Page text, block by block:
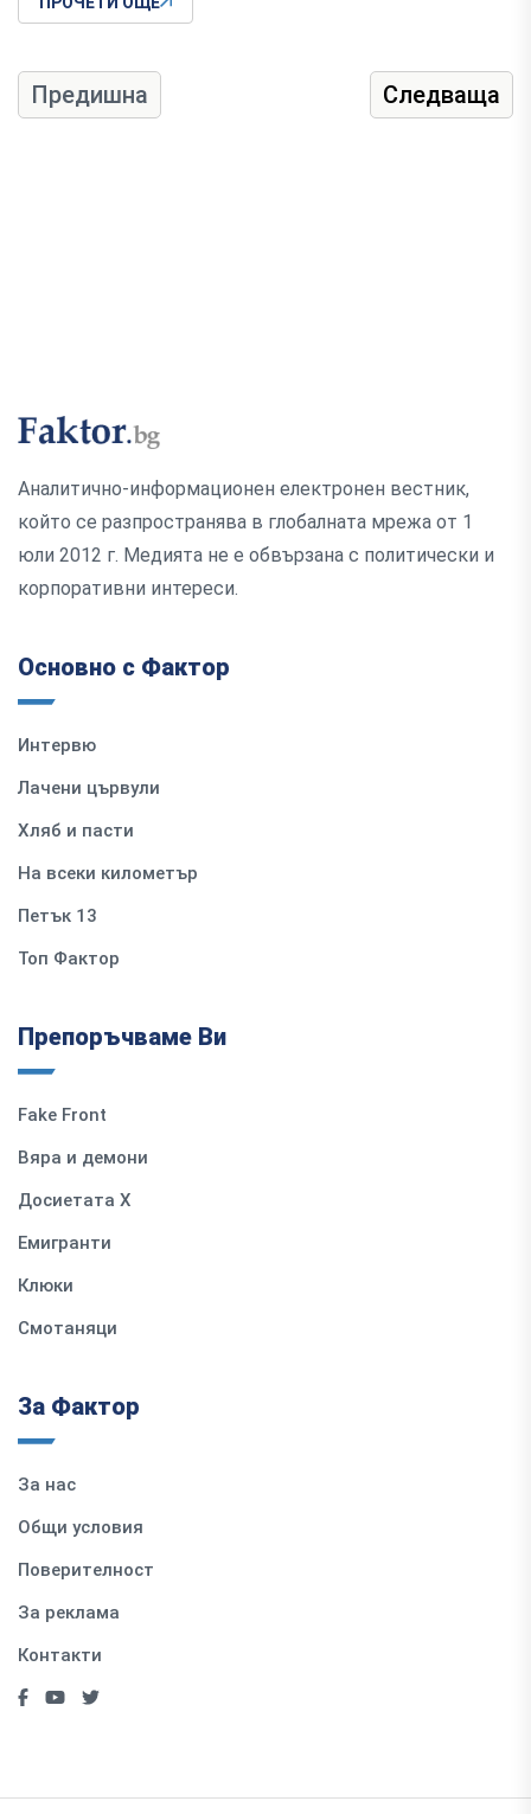
Предишна Следваща
Аналитично-информационен електронен вестник,
който се разпространява в глобалната мрежа от 1
юли 2012 г. Медията не е обвързана с политически и
корпоративни интереси.
Основно с Фактор
Интервю
Лачени цървули
Хляб и пасти
На всеки километър
Петък 13
Топ Фактор
Препоръчваме Ви
Fake Front
Вяра и демони
Досиетата Х
Емигранти
Клюки
Смотаняци
За Фактор
За нас
Общи условия
Поверителност
За реклама
Контакти